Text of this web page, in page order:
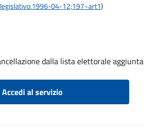
04-12;197~art1)
dalla lista elettorale aggiunta
Accedi al servizio